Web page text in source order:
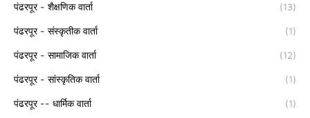
पंढरपूर - शैक्षणिक वार्ता (13)
पंढरपूर - संस्कृतीक वार्ता (1)
पंढरपूर - सामाजिक वार्ता (12)
पंढरपूर - सांस्कृतिक वार्ता (1)
पंढरपूर -- धार्मिक वार्ता (1)